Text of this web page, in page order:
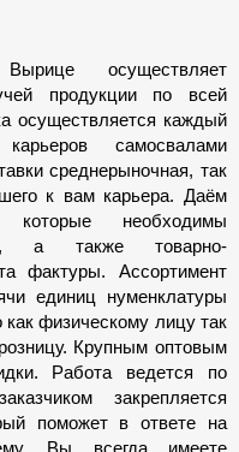
осуществляет
продукции по всей
осуществляется каждый
самосвалами
среднерыночная, так
к вам карьера. Даём
необходимы
а также товарно-
фактуры. Ассортимент
единиц нуменклатуры
как физическому лицу так
Крупным оптовым
Работа ведется по
закрепляется
поможет в ответе на
Вы всегда имеете